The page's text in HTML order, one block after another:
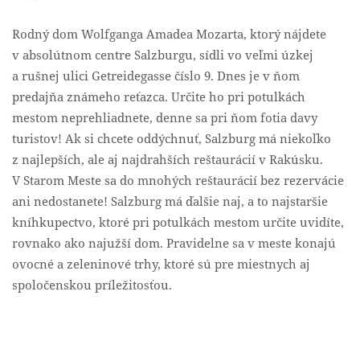
Rodný dom Wolfganga Amadea Mozarta, ktorý nájdete
v absolútnom centre Salzburgu, sídli vo veľmi úzkej
a rušnej ulici Getreidegasse číslo 9. Dnes je v ňom
predajňa známeho reťazca. Určite ho pri potulkách
mestom neprehliadnete, denne sa pri ňom fotia davy
turistov! Ak si chcete oddýchnuť, Salzburg má niekoľko
z najlepších, ale aj najdrahších reštaurácií v Rakúsku.
V Starom Meste sa do mnohých reštaurácií bez rezervácie
ani nedostanete! Salzburg má ďalšie naj, a to najstaršie
kníhkupectvo, ktoré pri potulkách mestom určite uvidíte,
rovnako ako najužší dom. Pravidelne sa v meste konajú
ovocné a zeleninové trhy, ktoré sú pre miestnych aj
spoločenskou príležitosťou.